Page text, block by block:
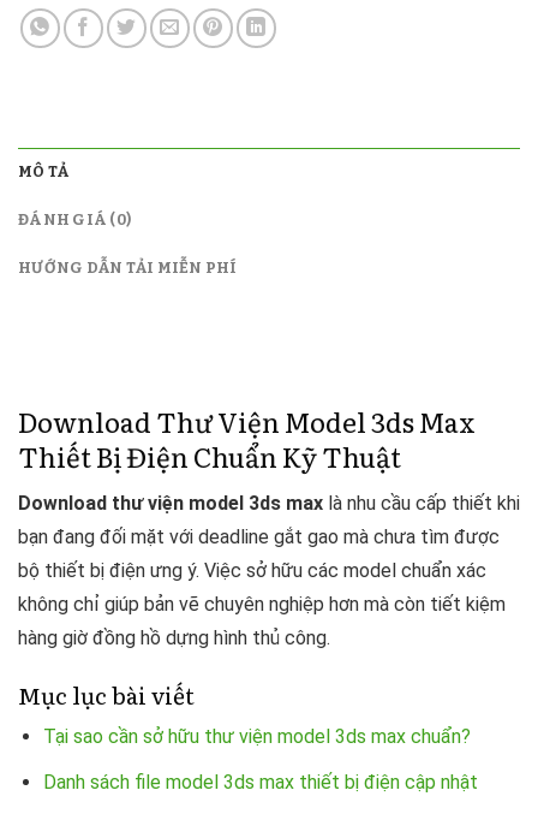
MÔ TẢ
ĐÁNH GIÁ (0)
HƯỚNG DẪN TẢI MIỄN PHÍ
Download Thư Viện Model 3ds Max
Thiết Bị Điện Chuẩn Kỹ Thuật
Download thư viện model 3ds max là nhu cầu cấp thiết khi
bạn đang đối mặt với deadline gắt gao mà chưa tìm được
bộ thiết bị điện ưng ý. Việc sở hữu các model chuẩn xác
không chỉ giúp bản vẽ chuyên nghiệp hơn mà còn tiết kiệm
hàng giờ đồng hồ dựng hình thủ công.
Mục lục bài viết
Tại sao cần sở hữu thư viện model 3ds max chuẩn?
Danh sách file model 3ds max thiết bị điện cập nhật